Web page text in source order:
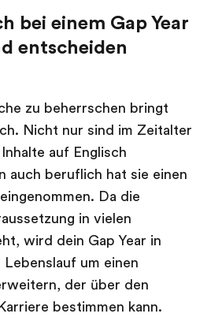
bei einem Gap Year
entscheiden
zu beherrschen bringt
Nicht nur sind im Zeitalter
auf Englisch
auch beruflich hat sie einen
Da die
in vielen
wird dein Gap Year in
Lebenslauf um einen
der über den
bestimmen kann.